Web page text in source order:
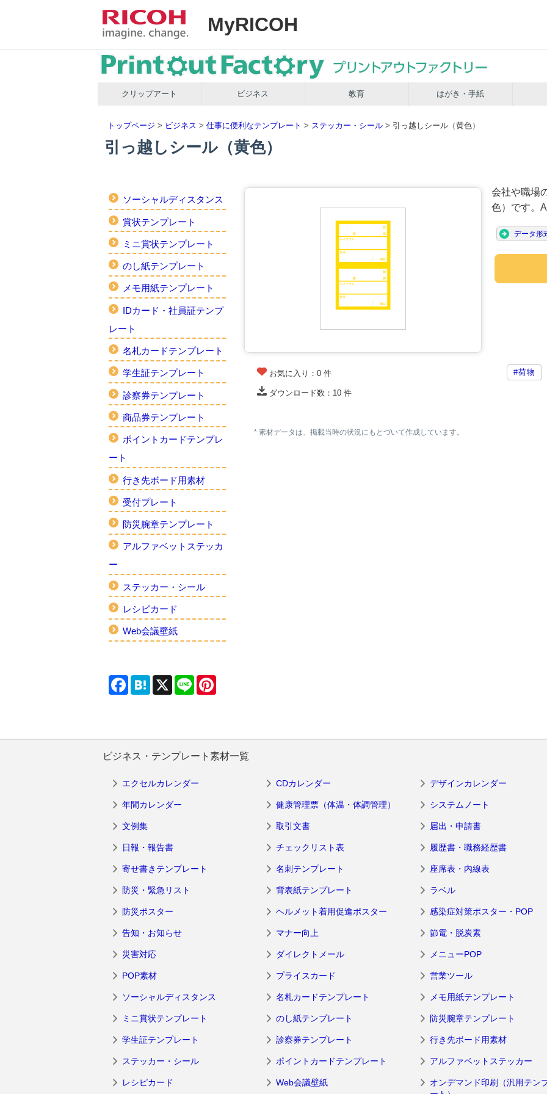
MyRICOH
クリップアート ビジネス 教育 はがき・手紙
トップページ > ビジネス > 仕事に便利なテンプレート > ステッカー・シール > 引っ越しシール（黄色）
引っ越しシール（黄色）
ソーシャルディスタンス
賞状テンプレート
ミニ賞状テンプレート
のし紙テンプレート
メモ用紙テンプレート
IDカード・社員証テンプ
レート
名札カードテンプレート
学生証テンプレート
診察券テンプレート
商品券テンプレート
ポイントカードテンプレ
ート
行き先ボード用素材
受付プレート
防災腕章テンプレート
アルファベットステッカ
ー
ステッカー・シール
レシピカード
Web会議壁紙
会社や職場
色）です。
データ形
お気に入り：0 件
ダウンロード数： 10 件
#荷物
* 素材データは、掲載当時の状況にもとづいて作成しています。
FacebookHatenaX Line
ビジネス・テンプレート素材一覧
エクセルカレンダー CDカレンダー デザインカレンダー
年間カレンダー 健康管理票（体温・体調管理） システムノート
文例集 取引文書 届出・申請書
日報・報告書 チェックリスト表 履歴書・職務経歴書
寄せ書きテンプレート 名刺テンプレート 座席表・内線表
防災・緊急リスト 背表紙テンプレート ラベル
防災ポスター ヘルメット着用促進ポスター 感染症対策ポスター・POP
告知・お知らせ マナー向上 節電・脱炭素
災害対応 ダイレクトメール メニューPOP
POP素材 プライスカード 営業ツール
ソーシャルディスタンス 名札カードテンプレート メモ用紙テンプレート
ミニ賞状テンプレート のし紙テンプレート 防災腕章テンプレート
学生証テンプレート 診察券テンプレート 行き先ボード用素材
ステッカー・シール ポイントカードテンプレート アルファベットステッカー
レシピカード Web会議壁紙
オンデマンド印刷（汎用テン